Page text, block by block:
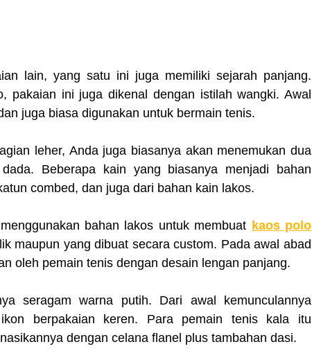
lain, yang satu ini juga memiliki sejarah panjang.
pakaian ini juga dikenal dengan istilah wangki. Awal
juga biasa digunakan untuk bermain tenis.
leher, Anda juga biasanya akan menemukan dua
Beberapa kain yang biasanya menjadi bahan
combed, dan juga dari bahan kain lakos.
bahan lakos untuk membuat kaos polo
maupun yang dibuat secara custom. Pada awal abad
oleh pemain tenis dengan desain lengan panjang.
seragam warna putih. Dari awal kemunculannya
berpakaian keren. Para pemain tenis kala itu
dengan celana flanel plus tambahan dasi.